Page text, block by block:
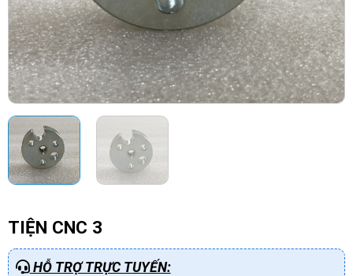
TIỆN CNC 3
HỖ TRỢ TRỰC TUYẾN: